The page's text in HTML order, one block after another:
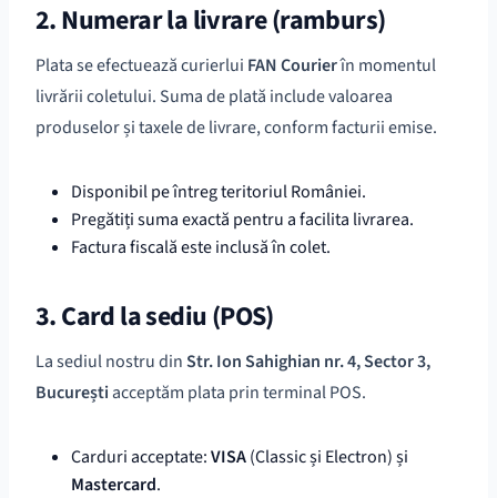
2. Numerar la livrare (ramburs)
Plata se efectuează curierlui FAN Courierîn momentul
livrării coletului. Suma de plată include valoarea
produselor și taxele de livrare, conform facturii emise.
Disponibil pe întreg teritoriul României.
Pregătiți suma exactă pentru a facilita livrarea.
Factura fiscală este inclusă în colet.
3. Card la sediu (POS)
La sediul nostru dinStr. Ion Sahighian nr. 4, Sector 3,
Bucureștiacceptăm plata prin terminal POS.
Carduri acceptate:VISA(Classic și Electron) și
Mastercard.